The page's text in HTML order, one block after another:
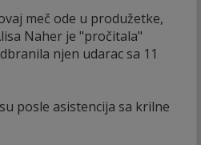
meč ode u produžetke,
Naher je "pročitala"
njen udarac sa 11
posle asistencija sa krilne